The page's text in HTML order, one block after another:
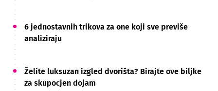
6 jednostavnih trikova za one koji sve previše
analiziraju
Želite luksuzan izgled dvorišta? Birajte ove biljke
za skupocjen dojam